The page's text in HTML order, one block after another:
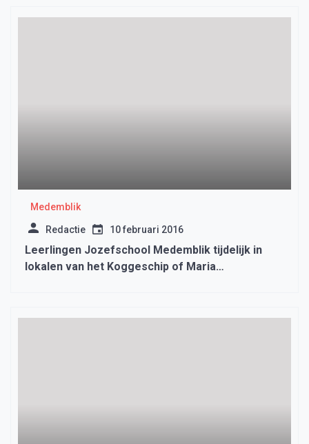
Medemblik
Redactie 10 februari 2016
Leerlingen Jozefschool Medemblik tijdelijk in
lokalen van het Koggeschip of Maria